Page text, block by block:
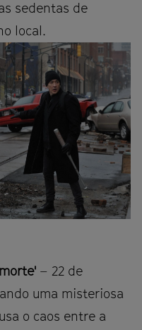
sedentas de
local.
– 22 de
uma misteriosa
o caos entre a